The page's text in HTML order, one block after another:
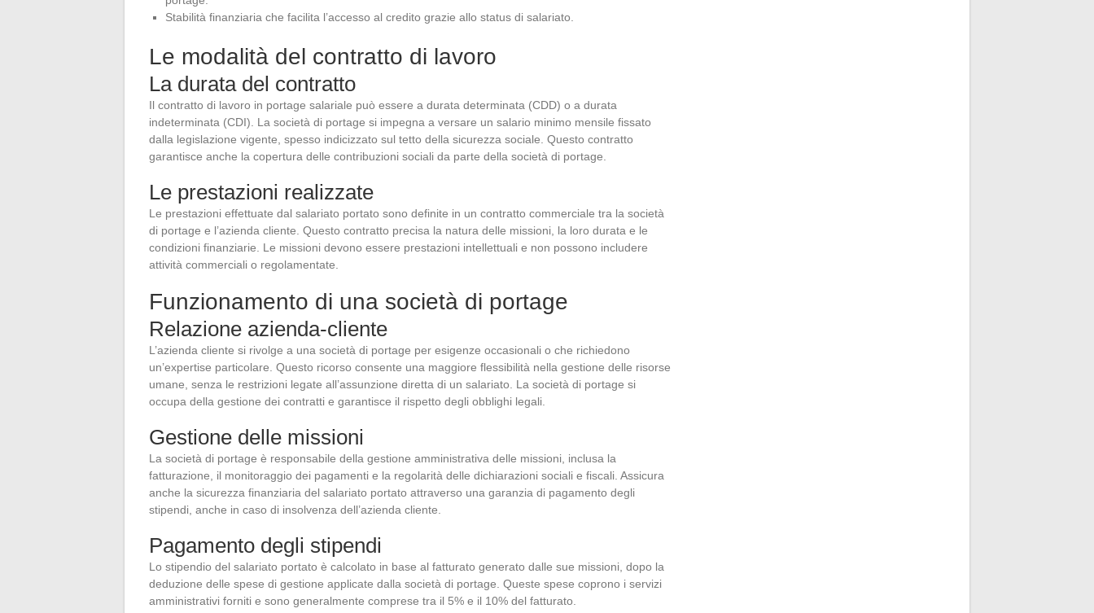
Stabilità finanziaria che facilita l’accesso al credito grazie allo status di salariato.
Le modalità del contratto di lavoro
La durata del contratto
Il contratto di lavoro in portage salariale può essere a durata determinata (CDD) o a durata
indeterminata (CDI). La società di portage si impegna a versare un salario minimo mensile fissato
dalla legislazione vigente, spesso indicizzato sul tetto della sicurezza sociale. Questo contratto
garantisce anche la copertura delle contribuzioni sociali da parte della società di portage.
Le prestazioni realizzate
Le prestazioni effettuate dal salariato portato sono definite in un contratto commerciale tra la società
di portage e l’azienda cliente. Questo contratto precisa la natura delle missioni, la loro durata e le
condizioni finanziarie. Le missioni devono essere prestazioni intellettuali e non possono includere
attività commerciali o regolamentate.
Funzionamento di una società di portage
Relazione azienda-cliente
L’azienda cliente si rivolge a una società di portage per esigenze occasionali o che richiedono
un’expertise particolare. Questo ricorso consente una maggiore flessibilità nella gestione delle risorse
umane, senza le restrizioni legate all’assunzione diretta di un salariato. La società di portage si
occupa della gestione dei contratti e garantisce il rispetto degli obblighi legali.
Gestione delle missioni
La società di portage è responsabile della gestione amministrativa delle missioni, inclusa la
fatturazione, il monitoraggio dei pagamenti e la regolarità delle dichiarazioni sociali e fiscali. Assicura
anche la sicurezza finanziaria del salariato portato attraverso una garanzia di pagamento degli
stipendi, anche in caso di insolvenza dell’azienda cliente.
Pagamento degli stipendi
Lo stipendio del salariato portato è calcolato in base al fatturato generato dalle sue missioni, dopo la
deduzione delle spese di gestione applicate dalla società di portage. Queste spese coprono i servizi
amministrativi forniti e sono generalmente comprese tra il 5% e il 10% del fatturato.